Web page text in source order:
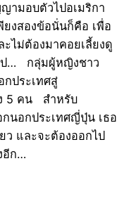
ามอบตัวไปอเมริกา
งสองข้อนั่นก็คือ เพื่อ
ไม่ต้องมาคอยเลี้ยงดู
ป… กลุ่มผู้หญิงชาว
ประเทศสู่
5 คน สำหรับ
นอกประเทศญี่ปุ่น เธอ
และจะต้องออกไป
อีก…